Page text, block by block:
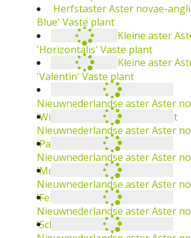
Aster novae-angliae 'Rosa Sieger'
Herfstaster Aster novae-angliae
'Herbstschnee'
Vaste plant
HerfstasterAster novae-angliae
Pink'
Vaste plant
HerfstasterAster novae-angliae
Vaste plant
HerfstasterAster novae-angliae
Vaste plant
asterAster lateriflorus
plant
asterAster lateriflorus 'Valentin'
Nieuwnederlandse asterAster
'Winston Churchill'
Nieuwnederlandse asterAster
'Patricia Ballard' Vaste plant
Nieuwnederlandse aster
'Fellowship'Vaste plant
Nieuwnederlandse aster
'Schalkwijk' Vaste plant
Nieuwnederlandse aster